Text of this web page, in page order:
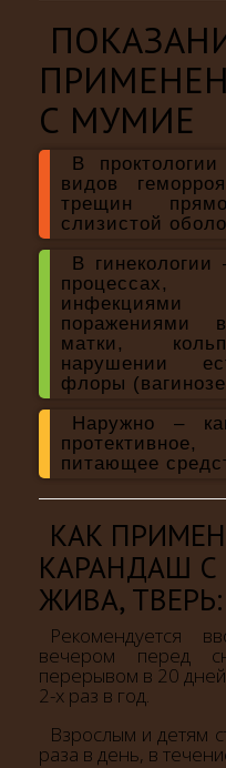
С МУМИЕ
В
видов
трещин
слизистой
В гинекологии
процессах,
поражениями
матки,
нарушении
флоры
Наружно –
питающее
КАК
КАРАНДАШ
ЖИВА, ТВЕРЬ:
Рекомендуется
вечером перед
перерывом в 20
2-х раз в год.
Взрослым и детям
раза в день, в